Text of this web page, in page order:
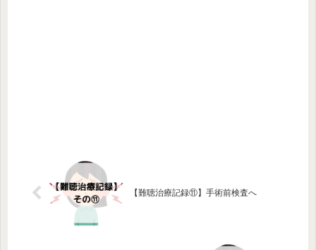
【難聴治療記録⑪】手術前検査へ